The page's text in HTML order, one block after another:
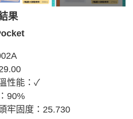
果
性能：✓
90%
牢固度：25.730